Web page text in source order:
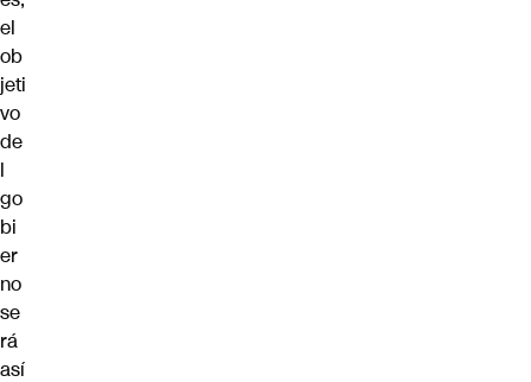
el
ob
jeti
vo
de
l
go
bi
er
no
se
rá
así